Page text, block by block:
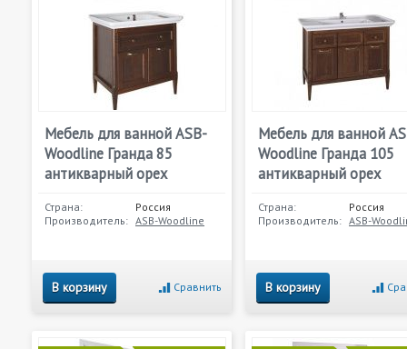
Мебель для ванной ASB-
Woodline Гранда 85
антикварный орех
Страна:
Россия
Производитель: ASB-Woodline
В корзину Сравнить
Мебель для ванной
Woodline Гранда 105
антикварный орех
Страна:
Россия
Производитель: ASB-
В корзину